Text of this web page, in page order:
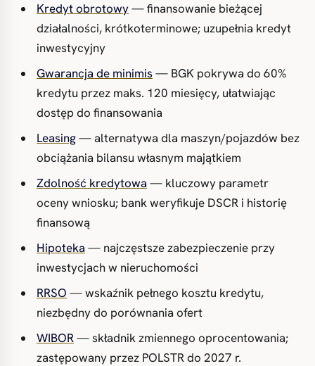
Kredyt obrotowy— finansowanie bieżącej
działalności, krótkoterminowe; uzupełnia kredyt
inwestycyjny
Gwarancja de minimis— BGK pokrywa do 60%
kredytu przez maks. 120 miesięcy, ułatwiając
dostęp do finansowania
Leasing— alternatywa dla maszyn/pojazdów bez
obciążania bilansu własnym majątkiem
Zdolność kredytowa — kluczowy parametr
oceny wniosku; bank weryfikuje DSCR i historię
finansową
Hipoteka — najczęstsze zabezpieczenie przy
inwestycjach w nieruchomości
RRSO — wskaźnik pełnego kosztu kredytu,
niezbędny do porównania ofert
WIBOR— składnik zmiennego oprocentowania;
zastępowany przez POLSTR do 2027 r.